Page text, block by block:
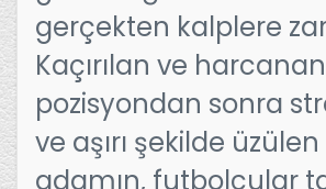
gerçekten kalplere
Kaçırılan ve
pozisyondan sonra
ve aşırı şekilde
adamın, futbolcular